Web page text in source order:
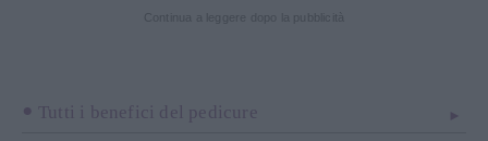
Tutti i benefici del pedicure